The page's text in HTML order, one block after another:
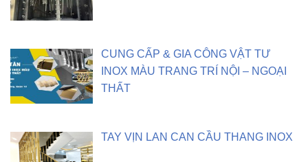
CUNG CẤP & GIA CÔNG VẬT TƯ
INOX MÀU TRANG TRÍ NỘI – NGOẠI
THẤT
TAY VỊN LAN CAN CẦU THANG INOX